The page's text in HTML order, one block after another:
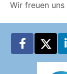
Wir freuen